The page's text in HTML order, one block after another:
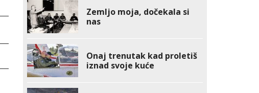
Zemljo moja, dočekala si
nas
Onaj trenutak kad proletiš
iznad svoje kuće